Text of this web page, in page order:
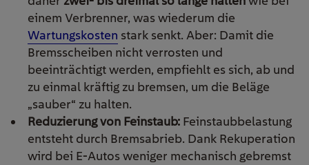
einem Verbrenner, was wiederum die
Wartungskosten stark senkt. Aber: Damit die
Bremsscheiben nicht verrosten und
beeinträchtigt werden, empfiehlt es sich, ab und
zu einmal kräftig zu bremsen, um die Beläge
„sauber“ zu halten.
Reduzierung von Feinstaub: Feinstaubbelastung
entsteht durch Bremsabrieb. Dank Rekuperation
wird bei E-Autos weniger mechanisch gebremst